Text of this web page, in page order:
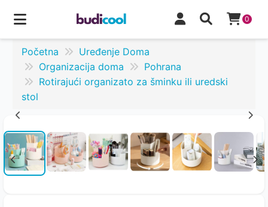
0
Početna
Uređenje Doma
Organizacija doma
Pohrana
Rotirajući organizato za šminku ili uredski
stol